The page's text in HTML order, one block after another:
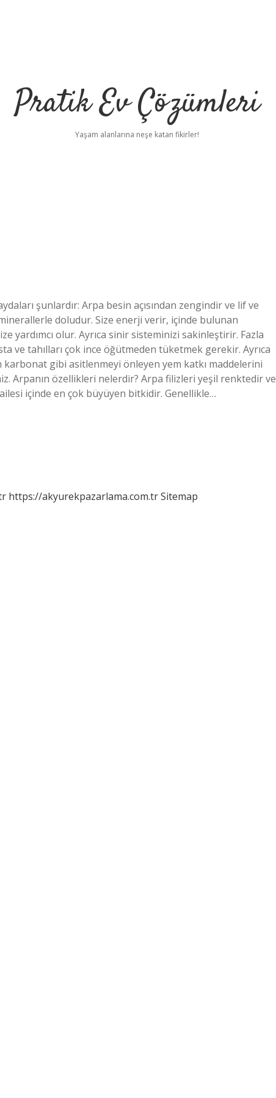
Pratik Ev Çözümleri
Yaşam alanlarına neşe katan fikirler!
şunlardır: Arpa besin açısından zengindir ve lif ve
doludur. Size enerji verir, içinde bulunan
yardımcı olur. Ayrıca sinir sisteminizi sakinleştirir. Fazla
ve tahılları çok ince öğütmeden tüketmek gerekir. Ayrıca
gibi asitlenmeyi önleyen yem katkı maddelerini
Arpanın özellikleri nelerdir? Arpa filizleri yeşil renktedir ve
içinde en çok büyüyen bitkidir. Genellikle…
https://akyurekpazarlama.com.trSitemap